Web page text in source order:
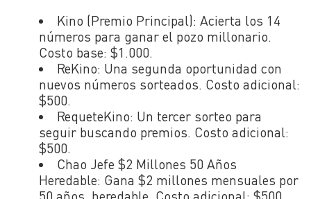
Kino (Premio Principal): Acierta los 14
números para ganar el pozo millonario.
Costo base: $1.000.
ReKino: Una segunda oportunidad con
nuevos números sorteados. Costo adicional:
$500.
RequeteKino: Un tercer sorteo para
seguir buscando premios. Costo adicional:
$500.
Chao Jefe $2 Millones 50 Años
Heredable: Gana $2 millones mensuales por
50 años, heredable. Costo adicional: $500.